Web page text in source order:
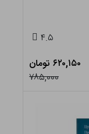
۴.۵
۶۲۰,۱۵۰ تومان
۷۸۵,۰۰۰